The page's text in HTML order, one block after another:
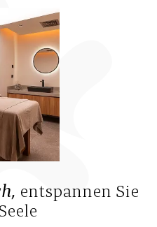
entspannen Sie